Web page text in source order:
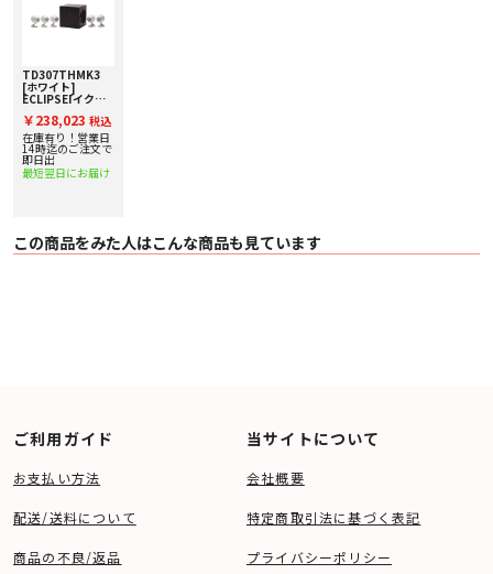
○ スピーカーユニット 16cmコーン型ウーファー、パルプ×2
○ 再生周波数帯域 30～200Hz(-10dB) ※BASS MODE L.P.F.200Hｚ時
○ 位相切替 0/180°（リモコン or 前面パネル切替）
○ モード切替 BASS/DIRECT（リモコン or 前面パネル切替）
○ 高周波歪率 0.05％（50Hz 1/2定格出力時）
○ S/N 80dB以上
○ 入力 LINE（Stereo）1系統/Speaker Level 1系統
○ 入力感度 50mVrms（125W出力時）
○ 入力インピーダンス
○ 消費電力 45W
○ 待機電力 6W ※主電源ON/リモコン待機時・AUTO OFF時
TD307THMK3
[ホワイト]
ECLIPSE[イクリ
ケージスピーカー
￥238,023 税込
在庫有り！営業日
14時迄のご注文で
即日出
最短翌日にお届け
この商品をみた人はこんな商品も見ています
ご利用ガイド
お支払い方法
配送/送料について
商品の不良/返品
当サイトについて
会社概要
特定商取引法に基づく表記
プライバシーポリシー